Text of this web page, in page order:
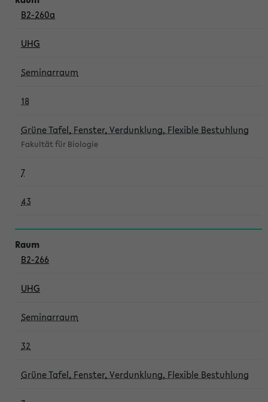
B2-260a
UHG
Seminarraum
18
Grüne Tafel, Fenster, Verdunklung, Flexible Bestuhlung
Fakultät für Biologie
7
43
B2-266
UHG
Seminarraum
32
Grüne Tafel, Fenster, Verdunklung, Flexible Bestuhlung